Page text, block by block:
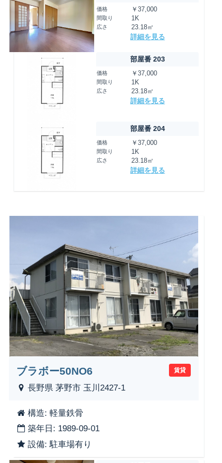
価格 ￥37,000
間取り 1K
広さ 23.18㎡
詳細を見る
部屋番 203
価格 ￥37,000
間取り 1K
広さ 23.18㎡
詳細を見る
部屋番 204
価格 ￥37,000
間取り 1K
広さ 23.18㎡
詳細を見る
賃貸
ブラボー50NO6
長野県 茅野市 玉川2427-1
構造: 軽量鉄骨
築年日: 1989-09-01
設備: 駐車場有り